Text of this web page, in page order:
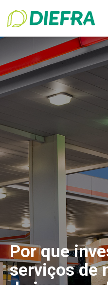
Por que
serviços de